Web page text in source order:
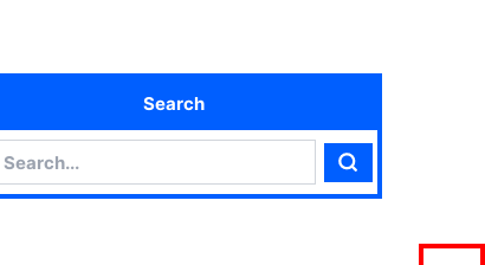
Search
Search